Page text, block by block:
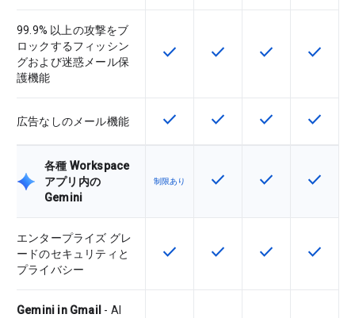
99.9% 以上の攻撃をブ
ロックするフィッシン
グおよび迷惑メール保
護機能
この機能は該当の SKU で利用で
check この機能は該当の SKU
check この機能は該当
check この機
check
広告なしのメール機能 この機能は該当の SKU で利用で
check この機能は該当の SKU
check この機能は該当
check この機
check
各種 Workspace
アプリ内の
Gemini
制限あり この機能は該当の SKU
check この機能は該当
check この機
check
エンタープライズ グレ
ードのセキュリティと
プライバシー
この機能は該当の SKU で利用で
check この機能は該当の SKU
check この機能は該当
check この機
check
Gemini in Gmail - AI